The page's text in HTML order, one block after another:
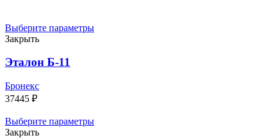
Выберите параметры
Закрыть
Эталон Б-11
Бронекс
37445 ₽
Выберите параметры
Закрыть